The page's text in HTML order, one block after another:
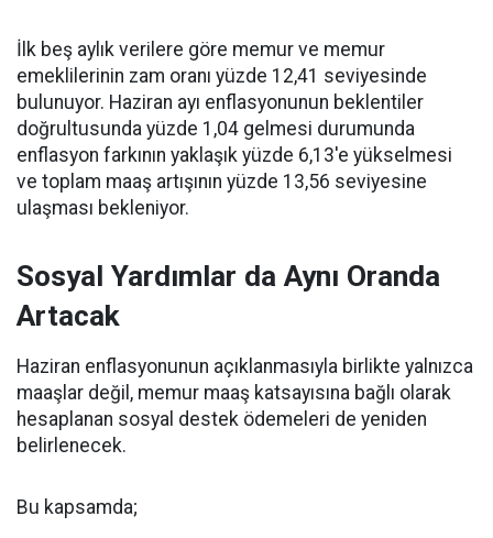
İlk beş aylık verilere göre memur ve memur
emeklilerinin zam oranı yüzde 12,41 seviyesinde
bulunuyor. Haziran ayı enflasyonunun beklentiler
doğrultusunda yüzde 1,04 gelmesi durumunda
enflasyon farkının yaklaşık yüzde 6,13'e yükselmesi
ve toplam maaş artışının yüzde 13,56 seviyesine
ulaşması bekleniyor.
Sosyal Yardımlar da Aynı Oranda
Artacak
Haziran enflasyonunun açıklanmasıyla birlikte yalnızca
maaşlar değil, memur maaş katsayısına bağlı olarak
hesaplanan sosyal destek ödemeleri de yeniden
belirlenecek.
Bu kapsamda;